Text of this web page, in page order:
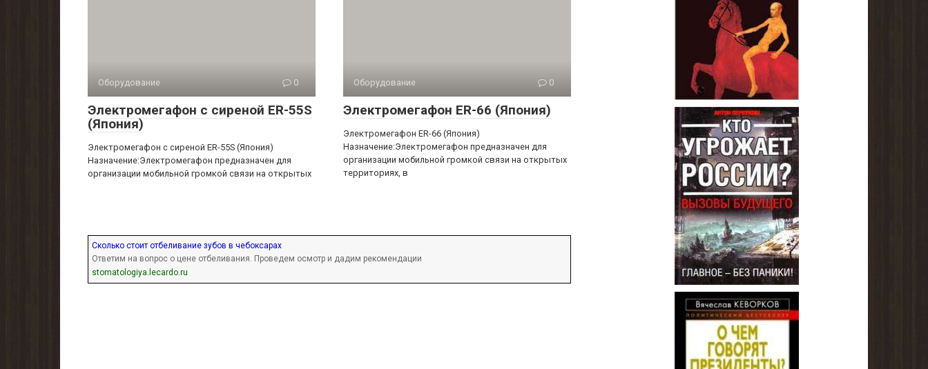
Оборудование 0
Электромегафон с сиреной ER-55S
(Япония)
Электромегафон с сиреной ER-55S (Япония)
Назначение:Электромегафон предназначен для
организации мобильной громкой связи на открытых
Оборудование 0
Электромегафон ER-66 (Япония)
Электромегафон ER-66 (Япония)
Назначение:Электромегафон предназначен для
организации мобильной громкой связи на открытых
территориях, в
Сколько стоит отбеливание зубов в чебоксарах
Ответим на вопрос о цене отбеливания. Проведем осмотр и дадим рекомендации
stomatologiya.lecardo.ru